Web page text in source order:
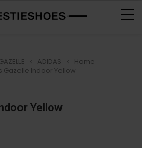
Home
ADIDAS
Gazelle Indoor Yellow
Yellow